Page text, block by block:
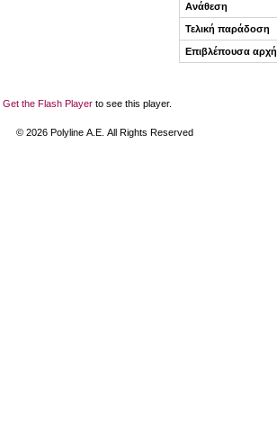
Ανάθεση
Τελική παράδοση
Επιβλέπουσα αρχή
Get the Flash Player to see this player.
© 2026 Polyline Α.Ε. All Rights Reserved